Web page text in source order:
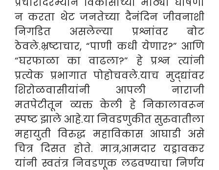
न करता थेट जनतेच्या दैनंदिन जीवनाशी
निगडित असलेल्या प्रश्नांवर बोट
ठेवले.भ्रष्टाचार, “पाणी कधी येणार?” आणि
“घरफाळा का वाढला?” हे प्रश्न त्यांनी
प्रत्येक प्रभागात पोहोचवले.याच मुद्द्यांवर
शिरोळवासीयांनी आपली नाराजी
मतपेटीतून व्यक्त केली हे निकालावरून
स्पष्ट झाले आहे.या निवडणुकीत सुरुवातीला
महायुती विरुद्ध महाविकास आघाडी असे
चित्र दिसत होते. मात्र,आमदार यड्रावकर
यांनी स्वतंत्र निवडणूक लढवण्याचा निर्णय